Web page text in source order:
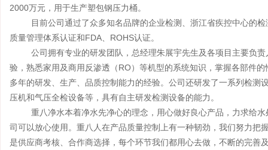
2000万元，用于生产塑包钢压力桶。
目前公司通过了众多知名品牌的企业检测、浙江省疾控中心的检
质量管理体系认证和FDA、ROHS认证。
公司拥有专业的研发团队，总经理朱展宇先生及各项目主要负责
验，熟悉家用及商用反渗透（RO）等机型的系统知识，掌握各部件
多年的研发、生产、品质控制能力的经验。公司还研发了一系列检测
压机和气压全检设备等，具有自主研发检测设备的能力。
重八净水本着净水先净心的理念，用心做好良心产品，力求给水
司可以放心使用。重八人在产品质量控制上有一种韧劲，我们努力把
是供应商考核、合作商选择，每个环节我们都用心去做，不断的完善